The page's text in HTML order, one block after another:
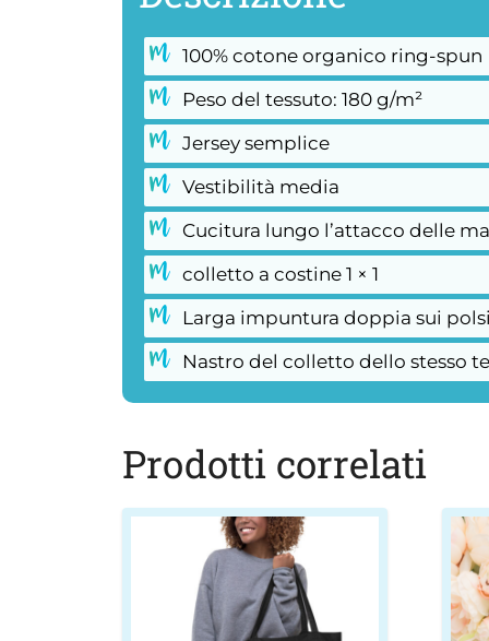
100% cotone organico ring-spun
Peso del tessuto: 180 g/m²
Jersey semplice
Vestibilità media
Cucitura lungo l’attacco delle
colletto a costine 1 × 1
Larga impuntura doppia sui
Nastro del colletto dello stesso
Prodotti correlati
ha
più